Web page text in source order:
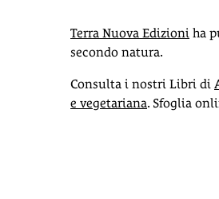
Terra Nuova Edizioni ha
secondo natura.
Consulta i nostri Libri di
e vegetariana. Sfoglia